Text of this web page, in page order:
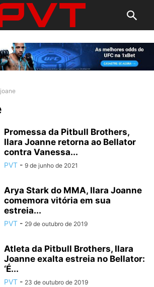
Promessa da Pitbull Brothers,
Ilara Joanne retorna ao Bellator
contra Vanessa...
PVT - 9 de junho de 2021
Arya Stark do MMA, Ilara Joanne
comemora vitória em sua
estreia...
PVT - 29 de outubro de 2019
Atleta da Pitbull Brothers, Ilara
Joanne exalta estreia no Bellator:
‘É...
PVT - 23 de outubro de 2019